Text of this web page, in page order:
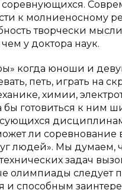
соревнующихся.
к молниеносному
творчески
у доктора наук.
когда юноши и
петь, играть на
химии,
бы готовиться к ним
ли соревнование
людей». Мы думаем,
задач
олимпиады следует
способным